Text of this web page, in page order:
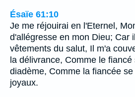
Ésaïe 61:10
Je me réjouirai en l'Eternel,
d'allégresse en mon Dieu; Car
vêtements du salut, Il m'a
la délivrance, Comme le fiancé
diadème, Comme la fiancée
joyaux.